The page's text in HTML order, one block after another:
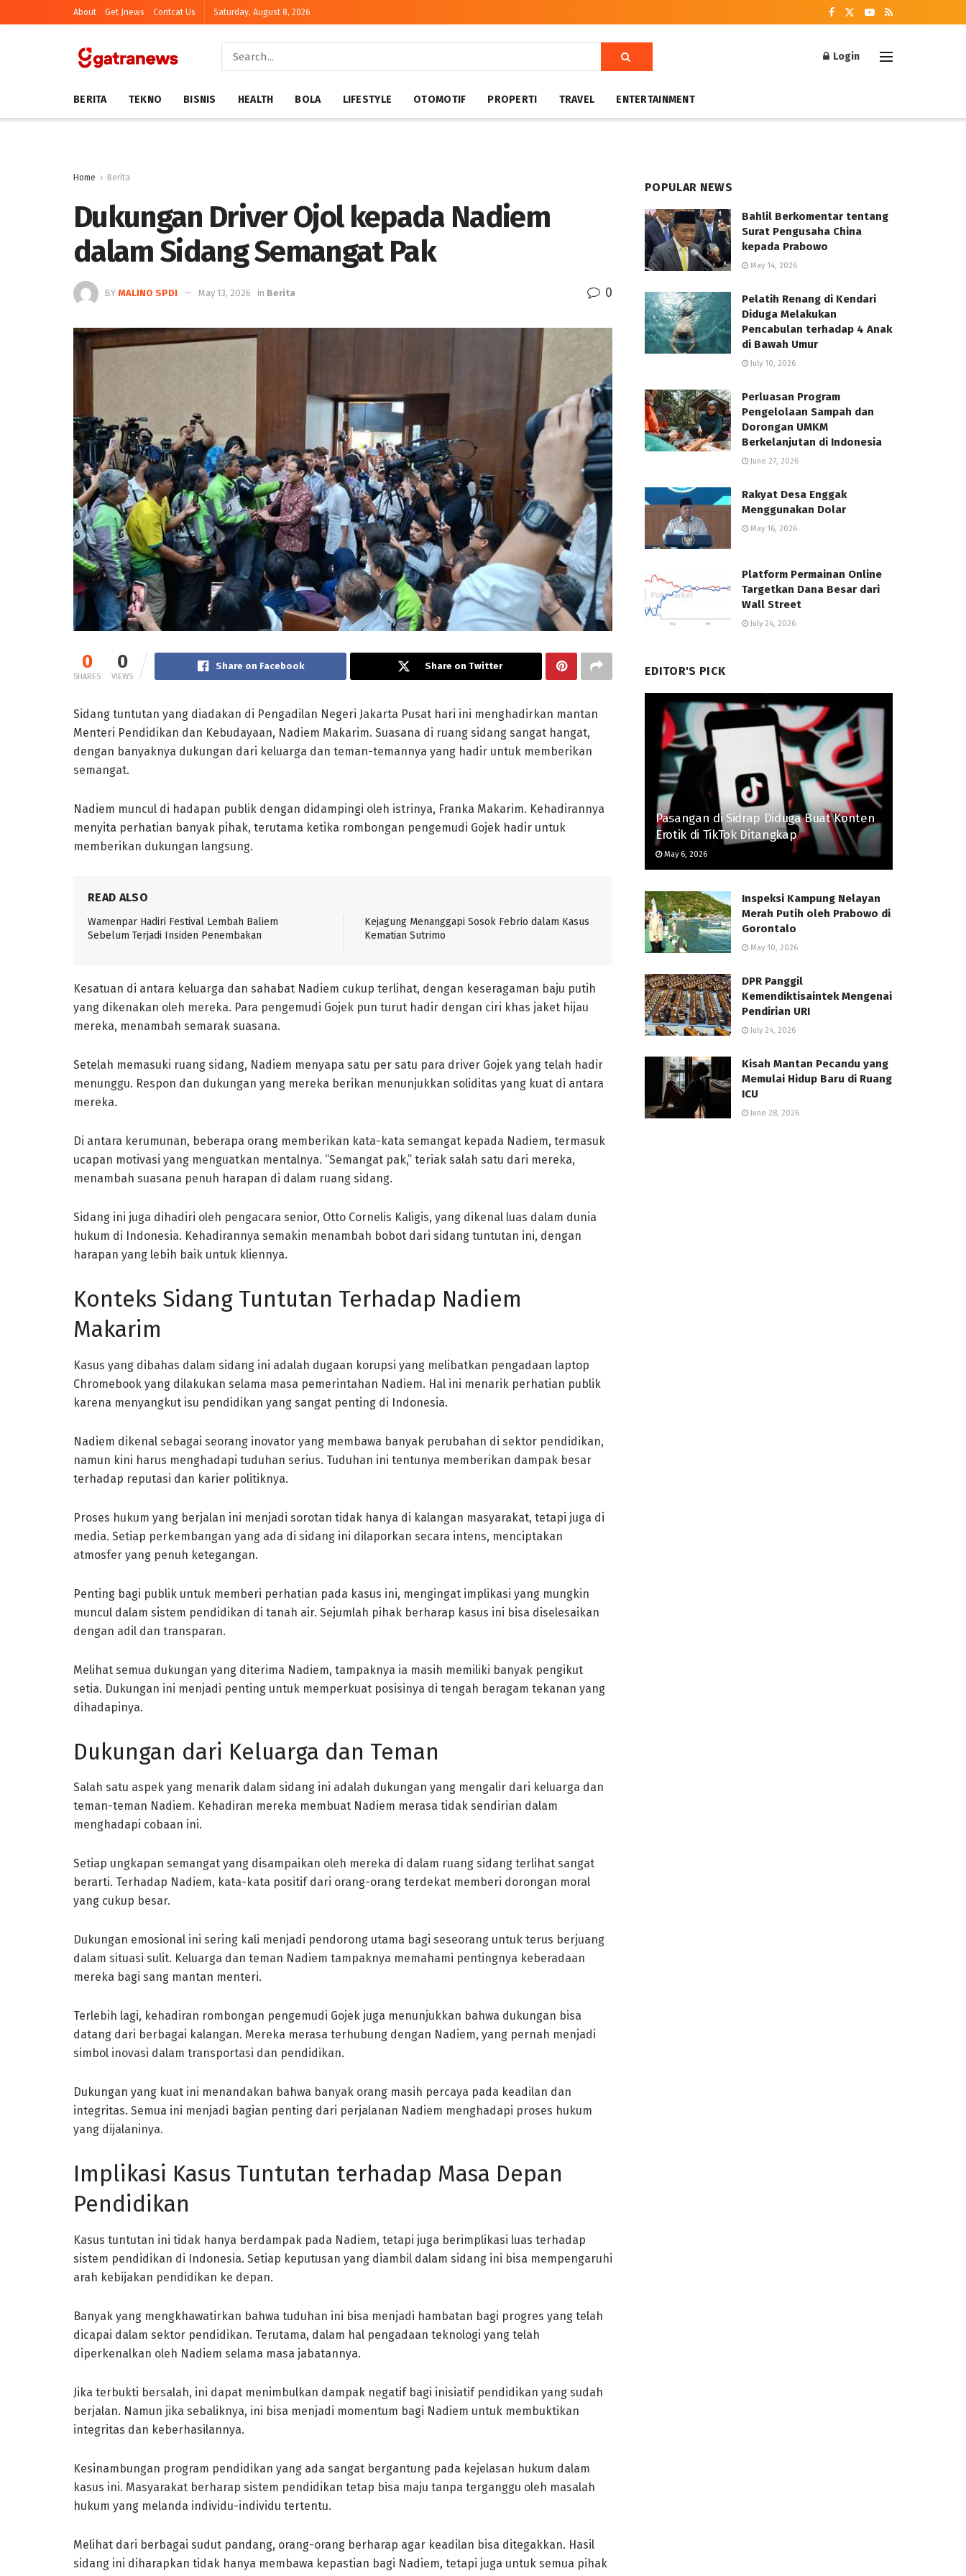
About Get Jnews Contcat Us Saturday, August 8, 2026
Login
BERITA TEKNO BISNIS HEALTH BOLA LIFESTYLE OTOMOTIF PROPERTI TRAVEL ENTERTAINMENT
Home Berita
Dukungan Driver Ojol kepada Nadiem
dalam Sidang Semangat Pak
BY MALINO SPDI May 13, 2026 in Berita 0
0
SHARES
0
VIEWS
Share on Facebook Share on Twitter
Sidang tuntutan yang diadakan di Pengadilan Negeri Jakarta Pusat hari ini menghadirkan mantan
Menteri Pendidikan dan Kebudayaan, Nadiem Makarim. Suasana di ruang sidang sangat hangat,
dengan banyaknya dukungan dari keluarga dan teman-temannya yang hadir untuk memberikan
semangat.
Nadiem muncul di hadapan publik dengan didampingi oleh istrinya, Franka Makarim. Kehadirannya
menyita perhatian banyak pihak, terutama ketika rombongan pengemudi Gojek hadir untuk
memberikan dukungan langsung.
READ ALSO
Wamenpar Hadiri Festival Lembah Baliem
Sebelum Terjadi Insiden Penembakan
Kejagung Menanggapi Sosok Febrio dalam Kasus
Kematian Sutrimo
Kesatuan di antara keluarga dan sahabat Nadiem cukup terlihat, dengan keseragaman baju putih
yang dikenakan oleh mereka. Para pengemudi Gojek pun turut hadir dengan ciri khas jaket hijau
mereka, menambah semarak suasana.
Setelah memasuki ruang sidang, Nadiem menyapa satu per satu para driver Gojek yang telah hadir
menunggu. Respon dan dukungan yang mereka berikan menunjukkan soliditas yang kuat di antara
mereka.
Di antara kerumunan, beberapa orang memberikan kata-kata semangat kepada Nadiem, termasuk
ucapan motivasi yang menguatkan mentalnya. “Semangat pak,” teriak salah satu dari mereka,
menambah suasana penuh harapan di dalam ruang sidang.
Sidang ini juga dihadiri oleh pengacara senior, Otto Cornelis Kaligis, yang dikenal luas dalam dunia
hukum di Indonesia. Kehadirannya semakin menambah bobot dari sidang tuntutan ini, dengan
harapan yang lebih baik untuk kliennya.
Konteks Sidang Tuntutan Terhadap Nadiem
Makarim
Kasus yang dibahas dalam sidang ini adalah dugaan korupsi yang melibatkan pengadaan laptop
Chromebook yang dilakukan selama masa pemerintahan Nadiem. Hal ini menarik perhatian publik
karena menyangkut isu pendidikan yang sangat penting di Indonesia.
Nadiem dikenal sebagai seorang inovator yang membawa banyak perubahan di sektor pendidikan,
namun kini harus menghadapi tuduhan serius. Tuduhan ini tentunya memberikan dampak besar
terhadap reputasi dan karier politiknya.
Proses hukum yang berjalan ini menjadi sorotan tidak hanya di kalangan masyarakat, tetapi juga di
media. Setiap perkembangan yang ada di sidang ini dilaporkan secara intens, menciptakan
atmosfer yang penuh ketegangan.
Penting bagi publik untuk memberi perhatian pada kasus ini, mengingat implikasi yang mungkin
muncul dalam sistem pendidikan di tanah air. Sejumlah pihak berharap kasus ini bisa diselesaikan
dengan adil dan transparan.
Melihat semua dukungan yang diterima Nadiem, tampaknya ia masih memiliki banyak pengikut
setia. Dukungan ini menjadi penting untuk memperkuat posisinya di tengah beragam tekanan yang
dihadapinya.
Dukungan dari Keluarga dan Teman
Salah satu aspek yang menarik dalam sidang ini adalah dukungan yang mengalir dari keluarga dan
teman-teman Nadiem. Kehadiran mereka membuat Nadiem merasa tidak sendirian dalam
menghadapi cobaan ini.
Setiap ungkapan semangat yang disampaikan oleh mereka di dalam ruang sidang terlihat sangat
berarti. Terhadap Nadiem, kata-kata positif dari orang-orang terdekat memberi dorongan moral
yang cukup besar.
Dukungan emosional ini sering kali menjadi pendorong utama bagi seseorang untuk terus berjuang
dalam situasi sulit. Keluarga dan teman Nadiem tampaknya memahami pentingnya keberadaan
mereka bagi sang mantan menteri.
Terlebih lagi, kehadiran rombongan pengemudi Gojek juga menunjukkan bahwa dukungan bisa
datang dari berbagai kalangan. Mereka merasa terhubung dengan Nadiem, yang pernah menjadi
simbol inovasi dalam transportasi dan pendidikan.
Dukungan yang kuat ini menandakan bahwa banyak orang masih percaya pada keadilan dan
integritas. Semua ini menjadi bagian penting dari perjalanan Nadiem menghadapi proses hukum
yang dijalaninya.
Implikasi Kasus Tuntutan terhadap Masa Depan
Pendidikan
Kasus tuntutan ini tidak hanya berdampak pada Nadiem, tetapi juga berimplikasi luas terhadap
sistem pendidikan di Indonesia. Setiap keputusan yang diambil dalam sidang ini bisa mempengaruhi
arah kebijakan pendidikan ke depan.
Banyak yang mengkhawatirkan bahwa tuduhan ini bisa menjadi hambatan bagi progres yang telah
dicapai dalam sektor pendidikan. Terutama, dalam hal pengadaan teknologi yang telah
diperkenalkan oleh Nadiem selama masa jabatannya.
Jika terbukti bersalah, ini dapat menimbulkan dampak negatif bagi inisiatif pendidikan yang sudah
berjalan. Namun jika sebaliknya, ini bisa menjadi momentum bagi Nadiem untuk membuktikan
integritas dan keberhasilannya.
Kesinambungan program pendidikan yang ada sangat bergantung pada kejelasan hukum dalam
kasus ini. Masyarakat berharap sistem pendidikan tetap bisa maju tanpa terganggu oleh masalah
hukum yang melanda individu-individu tertentu.
Melihat dari berbagai sudut pandang, orang-orang berharap agar keadilan bisa ditegakkan. Hasil
sidang ini diharapkan tidak hanya membawa kepastian bagi Nadiem, tetapi juga untuk semua pihak
POPULAR NEWS
Bahlil Berkomentar tentang
Surat Pengusaha China
kepada Prabowo
May 14, 2026
Pelatih Renang di Kendari
Diduga Melakukan
Pencabulan terhadap 4 Anak
di Bawah Umur
July 10, 2026
Perluasan Program
Pengelolaan Sampah dan
Dorongan UMKM
Berkelanjutan di Indonesia
June 27, 2026
Rakyat Desa Enggak
Menggunakan Dolar
May 16, 2026
Platform Permainan Online
Targetkan Dana Besar dari
Wall Street
July 24, 2026
EDITOR'S PICK
Pasangan di Sidrap Diduga Buat Konten
Erotik di TikTok Ditangkap
May 6, 2026
Inspeksi Kampung Nelayan
Merah Putih oleh Prabowo di
Gorontalo
May 10, 2026
DPR Panggil
Kemendiktisaintek Mengenai
Pendirian URI
July 24, 2026
Kisah Mantan Pecandu yang
Memulai Hidup Baru di Ruang
ICU
June 28, 2026